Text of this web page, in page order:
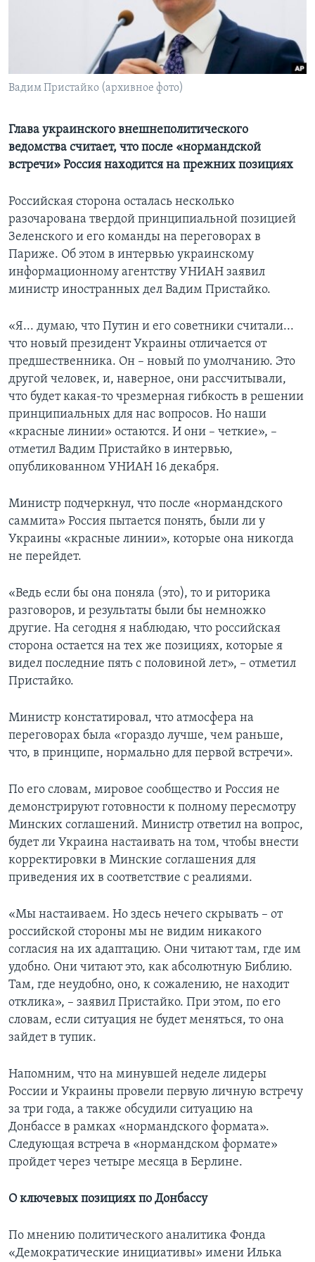
СОЦИАЛЬНЫЕ СЕТИ
Языки
Вадим Пристайко (архивное фото)
Глава украинского внешнеполитического
ведомства считает, что после «нормандской
встречи» Россия находится на прежних позициях
Российская сторона осталась несколько
разочарована твердой принципиальной позицией
Зеленского и его команды на переговорах в
Париже. Об этом в интервью украинскому
информационному агентству УНИАН заявил
министр иностранных дел Вадим Пристайко.
«Я... думаю, что Путин и его советники считали...
что новый президент Украины отличается от
предшественника. Он – новый по умолчанию. Это
другой человек, и, наверное, они рассчитывали,
что будет какая-то чрезмерная гибкость в решении
принципиальных для нас вопросов. Но наши
«красные линии» остаются. И они – четкие», –
отметил Вадим Пристайко в интервью,
опубликованном УНИАН 16 декабря.
Министр подчеркнул, что после «нормандского
саммита» Россия пытается понять, были ли у
Украины «красные линии», которые она никогда
не перейдет.
«Ведь если бы она поняла (это), то и риторика
разговоров, и результаты были бы немножко
другие. На сегодня я наблюдаю, что российская
сторона остается на тех же позициях, которые я
видел последние пять с половиной лет», – отметил
Пристайко.
Министр констатировал, что атмосфера на
переговорах была «гораздо лучше, чем раньше,
что, в принципе, нормально для первой встречи».
По его словам, мировое сообщество и Россия не
демонстрируют готовности к полному пересмотру
Минских соглашений. Министр ответил на вопрос,
будет ли Украина настаивать на том, чтобы внести
корректировки в Минские соглашения для
приведения их в соответствие с реалиями.
«Мы настаиваем. Но здесь нечего скрывать – от
российской стороны мы не видим никакого
согласия на их адаптацию. Они читают там, где им
удобно. Они читают это, как абсолютную Библию.
Там, где неудобно, оно, к сожалению, не находит
отклика», – заявил Пристайко. При этом, по его
словам, если ситуация не будет меняться, то она
зайдет в тупик.
Напомним, что на минувшей неделе лидеры
России и Украины провели первую личную встречу
за три года, а также обсудили ситуацию на
Донбассе в рамках «нормандского формата».
Следующая встреча в «нормандском формате»
пройдет через четыре месяца в Берлине.
О ключевых позициях по Донбассу
По мнению политического аналитика Фонда
«Демократические инициативы» имени Илька